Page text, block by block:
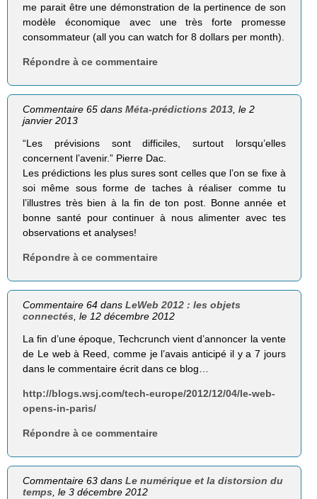
me parait être une démonstration de la pertinence de son
modèle économique avec une très forte promesse
consommateur (all you can watch for 8 dollars per month).
Répondre à ce commentaire
Commentaire 65 dansMéta-prédictions 2013 , le 2
janvier 2013
“Les prévisions sont difficiles, surtout lorsqu’elles
concernent l’avenir.” Pierre Dac.
Les prédictions les plus sures sont celles que l’on se fixe à
soi même sous forme de taches à réaliser comme tu
l’illustres très bien à la fin de ton post. Bonne année et
bonne santé pour continuer à nous alimenter avec tes
observations et analyses!
Répondre à ce commentaire
Commentaire 64 dansLeWeb 2012 : les objets
connectés , le 12 décembre 2012
La fin d’une époque, Techcrunch vient d’annoncer la vente
de Le web à Reed, comme je l’avais anticipé il y a 7 jours
dans le commentaire écrit dans ce blog…
http://blogs.wsj.com/tech-europe/2012/12/04/le-web-
opens-in-paris/
Répondre à ce commentaire
Commentaire 63 dansLe numérique et la distorsion du
temps, le 3 décembre 2012